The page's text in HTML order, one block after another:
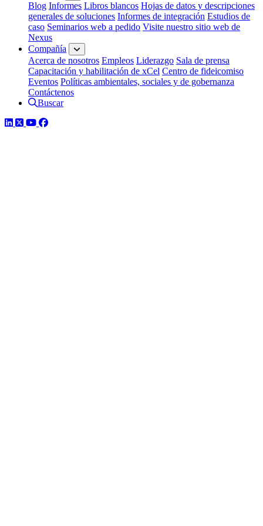
Blog Informes Libros blancos Hojas de datos y descripciones
generales de soluciones Informes de integración Estudios de
caso Seminarios web a pedido Visite nuestro sitio web de
Nexus
Compañía
Acerca de nosotros Empleos Liderazgo Sala de prensa
Capacitación y habilitación de xCel Centro de fideicomiso
Eventos Políticas ambientales, sociales y de gobernanza
Contáctenos
Buscar
LinkedIn
TwitterYouTube
Facebook